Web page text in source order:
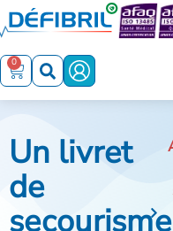
0
Un livret
de
secourisme